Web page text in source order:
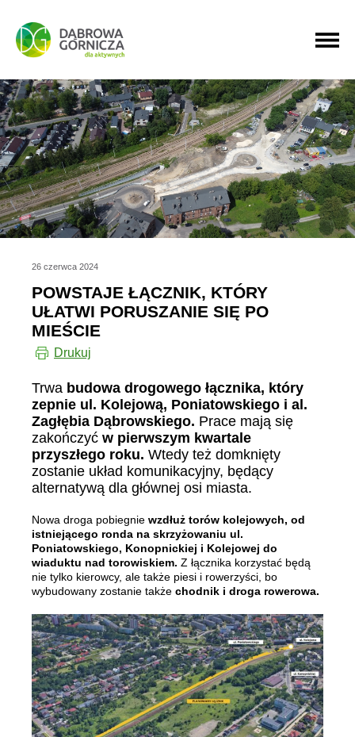
PRZEJDŹ DO MENU GŁÓWNEGO
PRZEJDŹ DO WYSZUKIWARKI
PRZEJDŹ DO TREŚCI
26 czerwca 2024
POWSTAJE ŁĄCZNIK, KTÓRY
UŁATWI PORUSZANIE SIĘ PO
MIEŚCIE
Drukuj
Trwa budowa drogowego łącznika, który
zepnie ul. Kolejową, Poniatowskiego i al.
Zagłębia Dąbrowskiego. Prace mają się
zakończyć w pierwszym kwartale
przyszłego roku. Wtedy też domknięty
zostanie układ komunikacyjny, będący
alternatywą dla głównej osi miasta.
Nowa droga pobiegnie wzdłuż torów kolejowych, od
istniejącego ronda na skrzyżowaniu ul.
Poniatowskiego, Konopnickiej i Kolejowej do
wiaduktu nad torowiskiem. Z łącznika korzystać będą
nie tylko kierowcy, ale także piesi i rowerzyści, bo
wybudowany zostanie także chodnik i droga rowerowa.